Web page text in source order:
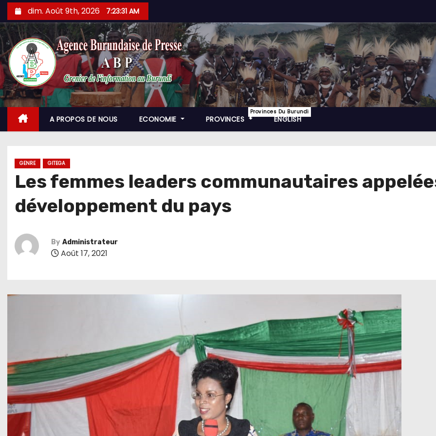
Skip
to
content
dim. Août 9th, 2026 7:23:33 AM
A PROPOS DE NOUS ECONOMIE PROVINCES
Provinces Du Burundi
ENGLISH
GENRE GITEGA
Les femmes leaders communautaires
développement du pays
By Administrateur
Août 17, 2021